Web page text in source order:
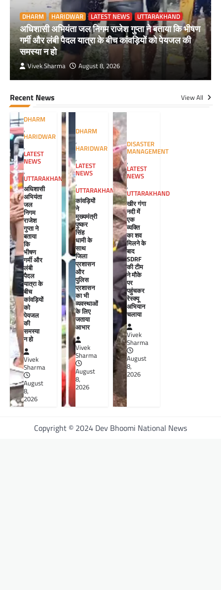
DHARM HARIDWAR LATEST NEWS UTTARAKHAND
अधिशासी अभियंता जल निगम राजेश गुप्ता ने बताया कि भीषण
गर्मी और लंबी पैदल यात्रा के बीच कांवड़ियों को पेयजल की
समस्या न हो
Vivek Sharma August 8, 2026
Recent News View All
DHARM
,
HARIDWAR
,
LATEST
NEWS
,
UTTARAKHAND
अधिशासी
अभियंता
जल
निगम
राजेश
गुप्ता ने
बताया
कि
भीषण
गर्मी और
लंबी
पैदल
यात्रा के
बीच
कांवड़ियों
को
पेयजल
की
समस्या
न हो
Vivek
Sharma
August
8,
2026
DHARM
,
HARIDWAR
,
LATEST
NEWS
,
UTTARAKHAND
कांवड़ियों
ने
मुख्यमंत्री
पुष्कर
सिंह
धामी के
साथ
जिला
प्रशासन
और
पुलिस
प्रशासन
का भी
व्यवस्थाओं
के लिए
जताया
आभार
Vivek
Sharma
August
8,
2026
DISASTER
MANAGEMENT
,
LATEST
NEWS
,
UTTARAKHAND
खीर गंगा
नदी में
एक
व्यक्ति
का शव
मिलने के
बाद
SDRF
की टीम
ने मौके
पर
पहुंचकर
रेस्क्यू
अभियान
चलाया
Vivek
Sharma
August
8,
2026
Copyright © 2024 Dev Bhoomi National News